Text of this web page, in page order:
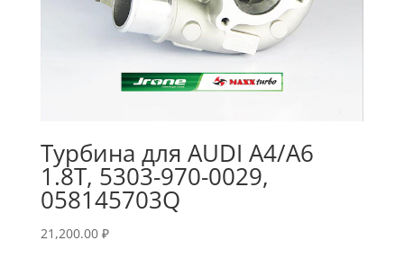
Турбина для AUDI A4/A6
1.8T, 5303-970-0029,
058145703Q
21,200.00 ₽